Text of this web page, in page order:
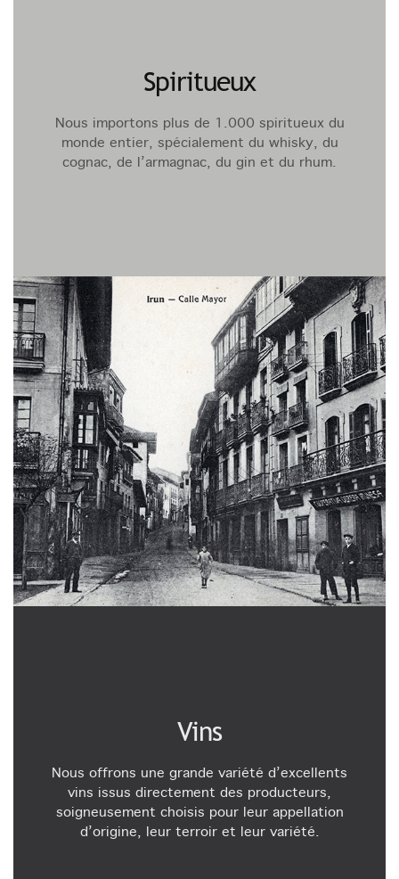
Spiritueux
Nous importons plus de 1.000 spiritueux du
monde entier, spécialement du whisky, du
cognac, de l’armagnac, du gin et du rhum.
Vins
Nous offrons une grande variété d’excellents
vins issus directement des producteurs,
soigneusement choisis pour leur appellation
d’origine, leur terroir et leur variété.